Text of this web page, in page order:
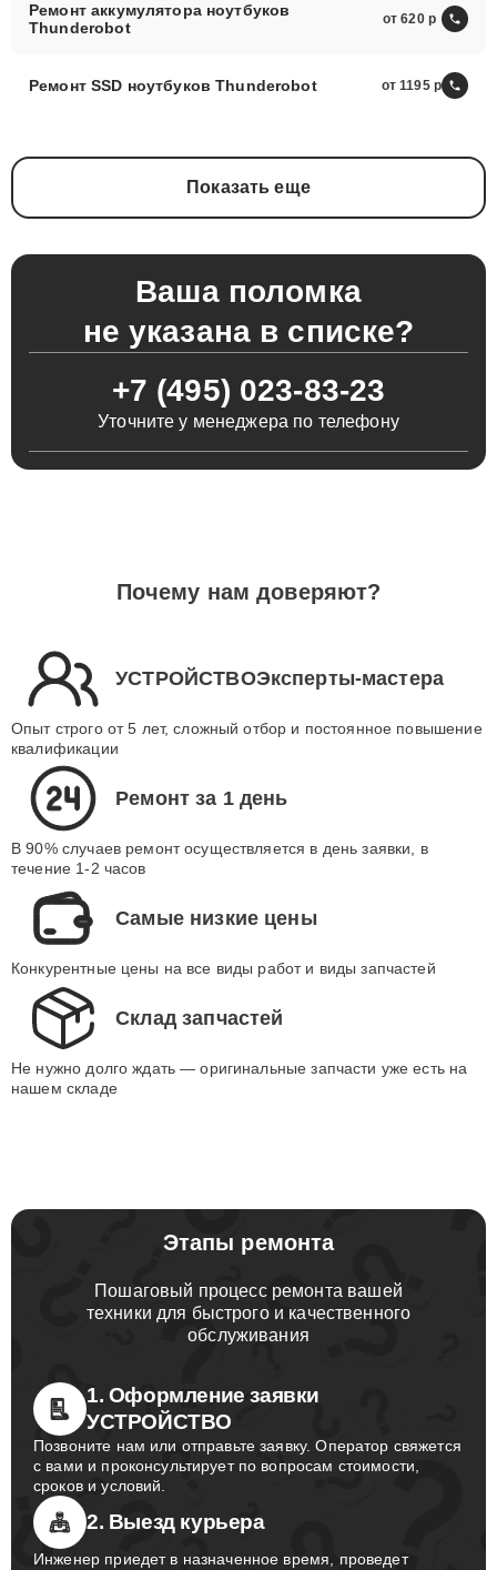
Ремонт аккумулятора ноутбуков
Thunderobot
от 620
Ремонт SSD ноутбуков Thunderobot от 1195
Показать еще
Ваша поломка
не указана в списке?
+7 (495) 023-83-23
Уточните у менеджера по телефону
Почему нам доверяют?
УСТРОЙСТВОЭксперты-мастера
Опыт строго от 5 лет, сложный отбор и постоянное повышение
квалификации
Ремонт за 1 день
В 90% случаев ремонт осуществляется в день заявки, в
течение 1-2 часов
Самые низкие цены
Конкурентные цены на все виды работ и виды запчастей
Склад запчастей
Не нужно долго ждать — оригинальные запчасти уже есть на
нашем складе
Этапы ремонта
Пошаговый процесс ремонта вашей
техники для быстрого и качественного
обслуживания
1. Оформление заявки
УСТРОЙСТВО
Позвоните нам или отправьте заявку. Оператор свяжется
с вами и проконсультирует по вопросам стоимости,
сроков и условий.
2. Выезд курьера
Инженер приедет в назначенное время, проведет